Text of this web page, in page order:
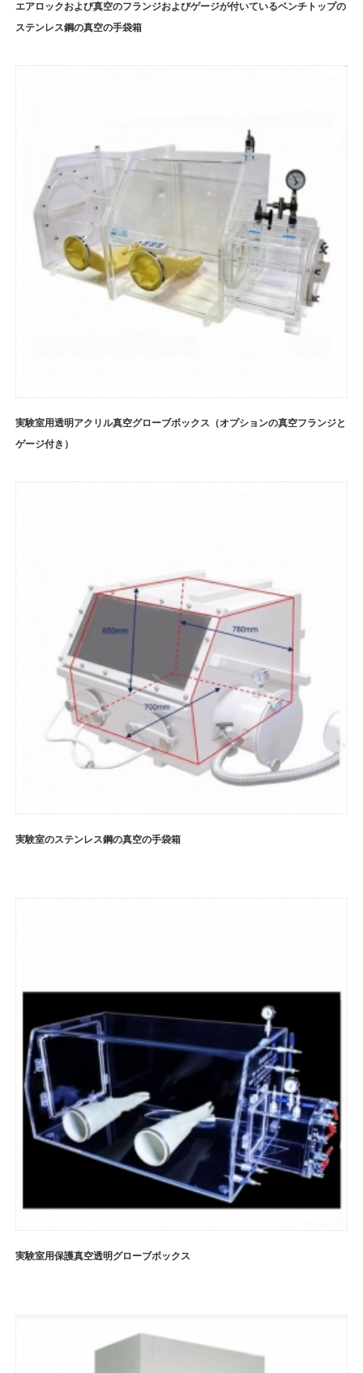
エアロックおよび真空のフランジおよびゲージが付いているベンチトップの
ステンレス鋼の真空の手袋箱
実験室用透明アクリル真空グローブボックス（オプションの真空フランジと
ゲージ付き）
実験室のステンレス鋼の真空の手袋箱
実験室用保護真空透明グローブボックス